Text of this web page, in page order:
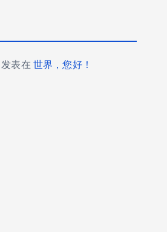
发表在 世界，您好！